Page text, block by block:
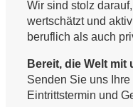
Wir sind stolz
wertschätzt und
beruflich als auch
Bereit, die Welt mit
Senden Sie uns
Eintrittstermin und